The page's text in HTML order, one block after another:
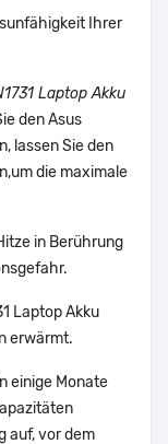
Ihrer
Laptop Akku
den Asus
lassen Sie den
die maximale
in Berührung
Laptop Akku
erwärmt.
einige Monate
auf, vor dem